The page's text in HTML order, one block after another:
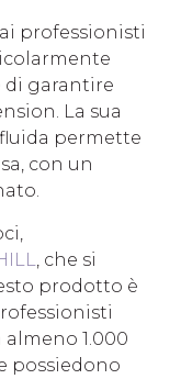
professionisti
di garantire
La sua
permette
con un
, che si
prodotto è
1.000
possiedono